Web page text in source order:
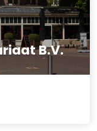
B.V.